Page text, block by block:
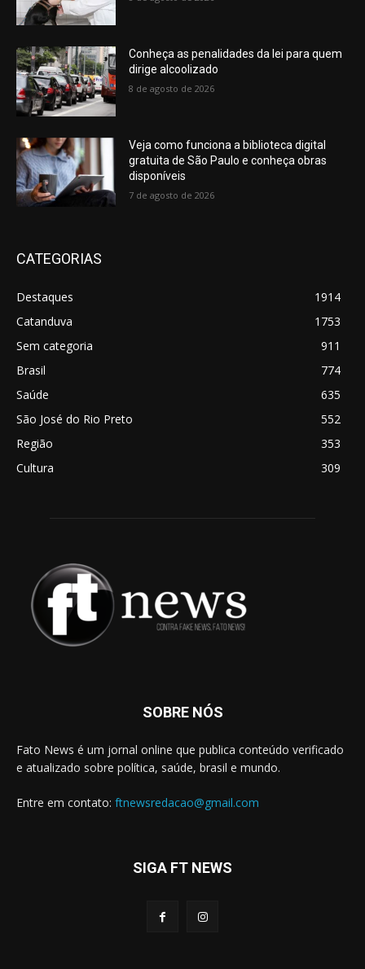
Conheça as penalidades da lei para quem
dirige alcoolizado
8 de agosto de 2026
Veja como funciona a biblioteca digital
gratuita de São Paulo e conheça obras
disponíveis
7 de agosto de 2026
CATEGORIAS
Destaques
1914
Catanduva
1753
Sem categoria
911
Brasil
774
Saúde
635
São José do Rio Preto
552
Região
353
Cultura
309
SOBRE NÓS
Fato News é um jornal online que publica conteúdo verificado
e atualizado sobre política, saúde, brasil e mundo.
Entre em contato: ftnewsredacao@gmail.com
SIGA FT NEWS